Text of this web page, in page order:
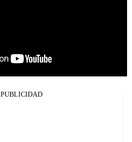
PUBLICIDAD